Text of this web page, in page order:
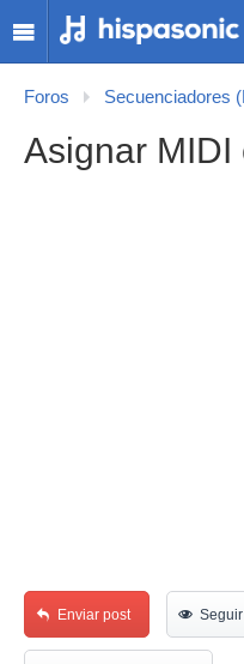
Foros Secuenciadores
Asignar MIDI
Enviar post